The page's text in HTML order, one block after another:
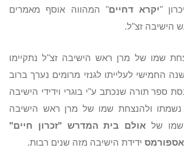
"יקרא דחיים" המהווה אוסף מאמרים
הישיבה זצ"ל.
שמו של מרן ראש הישיבה זצ"ל נתקיימו
החמישי לעלייתו לגנזי מרומים נערך ברוב
ספר תורה שנכתב ע"י בוגרי וידידי הישיבה
נשמתו ולהנצחת שמו של מרן ראש הישיבה
שמו של אולם בית המדרש "זכרון חיים"
ידידת הישיבה מזה שנים רבות.